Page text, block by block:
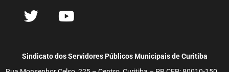
Sindicato dos Servidores Públicos Municipais de Curitiba